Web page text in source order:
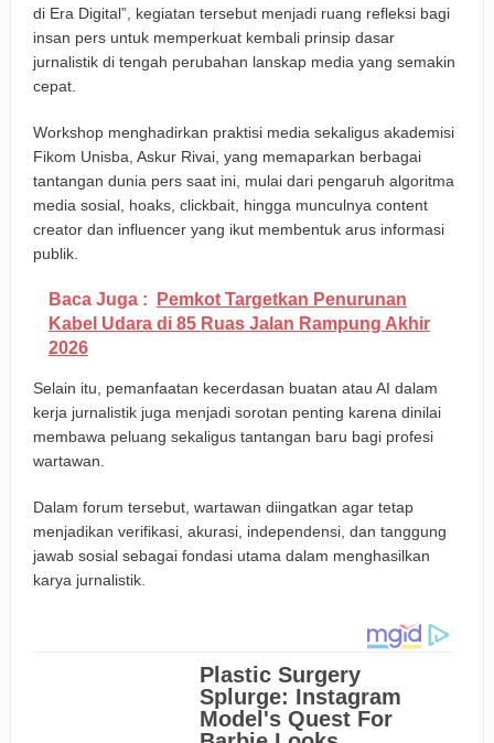
Alumni dan Penggerak Sport Tourism
Farhan: Kritik Mahasiswa Penting untuk Kemajuan Kota
Bandung
BRI Peduli Serahkan Ambulans untuk Wingdik 300/Teknik,
Perkuat Layanan Kesehatan di Subang
di Era Digital”, kegiatan tersebut menjadi ruang refleksi bagi
insan pers untuk memperkuat kembali prinsip dasar
jurnalistik di tengah perubahan lanskap media yang semakin
cepat.
Workshop menghadirkan praktisi media sekaligus akademisi
Fikom Unisba, Askur Rivai, yang memaparkan berbagai
tantangan dunia pers saat ini, mulai dari pengaruh algoritma
media sosial, hoaks, clickbait, hingga munculnya content
creator dan influencer yang ikut membentuk arus informasi
publik.
Baca Juga :
Pemkot Targetkan Penurunan
Kabel Udara di 85 Ruas Jalan Rampung Akhir
2026
Selain itu, pemanfaatan kecerdasan buatan atau AI dalam
kerja jurnalistik juga menjadi sorotan penting karena dinilai
membawa peluang sekaligus tantangan baru bagi profesi
wartawan.
Dalam forum tersebut, wartawan diingatkan agar tetap
menjadikan verifikasi, akurasi, independensi, dan tanggung
jawab sosial sebagai fondasi utama dalam menghasilkan
karya jurnalistik.